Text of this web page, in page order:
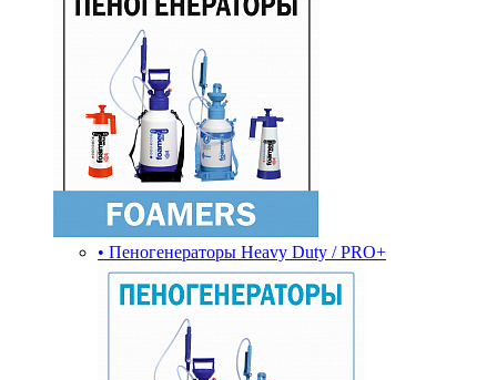
• Пеногенераторы Heavy Duty / PRO+